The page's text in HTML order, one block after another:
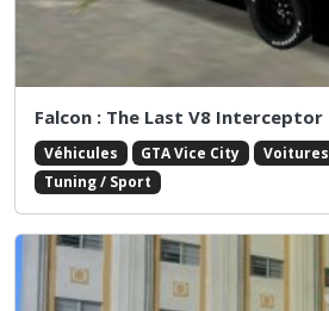
Falcon : The Last V8 Interceptor
Véhicules GTA Vice City Voitures
Tuning / Sport